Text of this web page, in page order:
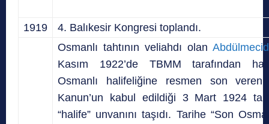
1919 4. Balıkesir Kongresi toplandı.
Osmanlı tahtının veliahdı olan
Kasım 1922’de TBMM tarafından
Osmanlı halifeliğine resmen son veren
Kanun’un kabul edildiği 3 Mart 1924
“halife” unvanını taşıdı. Tarihe “Son